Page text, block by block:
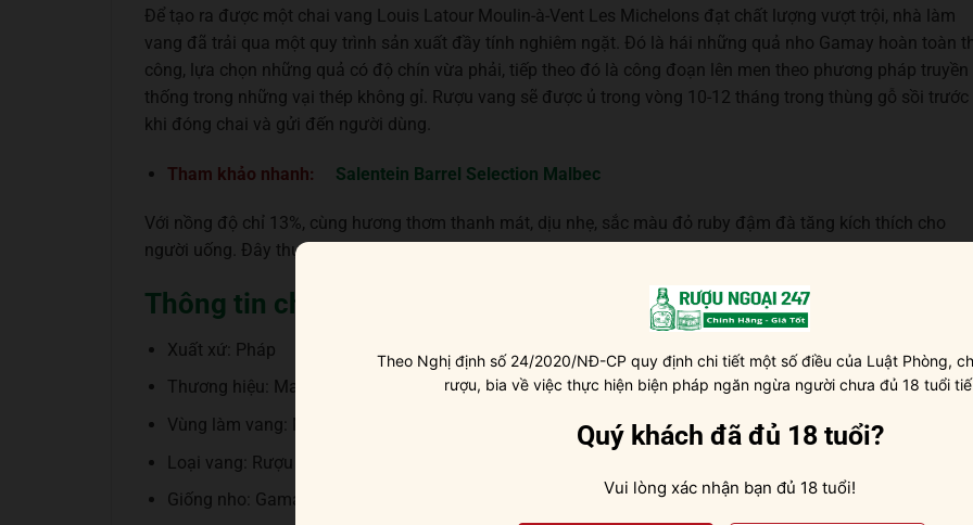
Để tạo ra được một chai vang Louis Latour Moulin-à-Vent Les Michelons đạt chất lượng vượt trội, nhà làm
vang đã trải qua một quy trình sản xuất đầy tính nghiêm ngặt. Đó là hái những quả nho Gamay hoàn toàn
công, lựa chọn những quả có độ chín vừa phải, tiếp theo đó là công đoạn lên men theo phương pháp truyền
thống trong những vại thép không gỉ. Rượu vang sẽ được ủ trong vòng 10-12 tháng trong thùng gỗ sồi trước
khi đóng chai và gửi đến người dùng.
Tham khảo nhanh: Salentein Barrel Selection Malbec
Với nồng độ chỉ 13%, cùng hương thơm thanh mát, dịu nhẹ, sắc màu đỏ ruby đậm đà tăng kích thích cho
người uống. Đây thực sự là một chai vang được đánh giá cao từ các chuyên gia đầu ngành nước Pháp.
Thông tin chi tiết
Xuất xứ: Pháp
Thương hiệu: Maison Louis Latour
Vùng làm vang: Moulin-à-Vent, Beaujolais
Loại vang: Rượu vang đỏ
Giống nho: Gamay
Theo Nghị định số 24/2020/NĐ-CP quy định chi tiết một số điều của Luật Phòng,
rượu, bia về việc thực hiện biện pháp ngăn ngừa người chưa đủ 18 tuổi
Quý khách đã đủ 18 tuổi?
Vui lòng xác nhận bạn đủ 18 tuổi!